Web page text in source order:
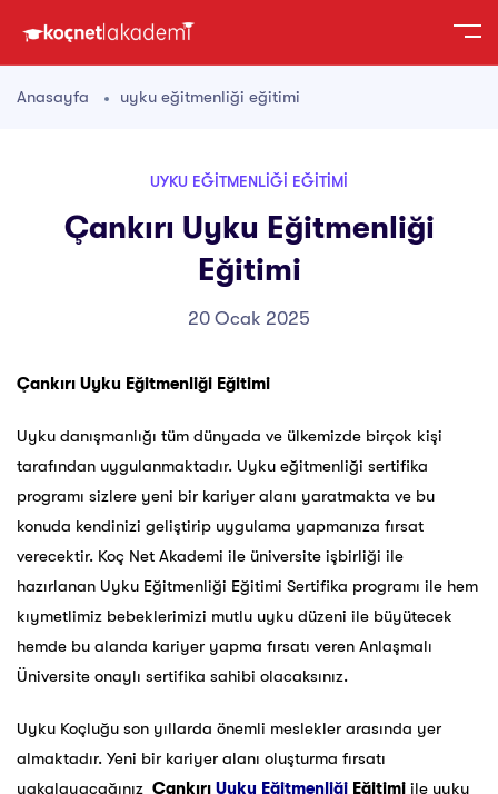
Anasayfa uyku eğitmenliği eğitimi
UYKU EĞITMENLIĞI EĞITIMI
Çankırı Uyku Eğitmenliği
Eğitimi
20 Ocak 2025
Çankırı Uyku Eğitmenliği Eğitimi
Uyku danışmanlığı tüm dünyada ve ülkemizde birçok kişi
tarafından uygulanmaktadır. Uyku eğitmenliği sertifika
programı sizlere yeni bir kariyer alanı yaratmakta ve bu
konuda kendinizi geliştirip uygulama yapmanıza fırsat
verecektir. Koç Net Akademi ile üniversite işbirliği ile
hazırlanan Uyku Eğitmenliği Eğitimi Sertifika programı ile hem
kıymetlimiz bebeklerimizi mutlu uyku düzeni ile büyütecek
hemde bu alanda kariyer yapma fırsatı veren Anlaşmalı
Üniversite onaylı sertifika sahibi olacaksınız.
Uyku Koçluğu son yıllarda önemli meslekler arasında yer
almaktadır. Yeni bir kariyer alanı oluşturma fırsatı
yakalayacağınız Çankırı Uyku Eğitmenliği Eğitimi ile uyku